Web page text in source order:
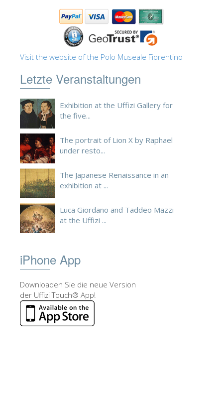
Visit the website of the Polo Museale Fiorentino
Letzte Veranstaltungen
Exhibition at the Uffizi Gallery for
the five...
The portrait of Lion X by Raphael
under resto...
The Japanese Renaissance in an
exhibition at ...
Luca Giordano and Taddeo Mazzi
at the Uffizi ...
iPhone App
Downloaden Sie die neue Version
der Uffizi Touch® App!